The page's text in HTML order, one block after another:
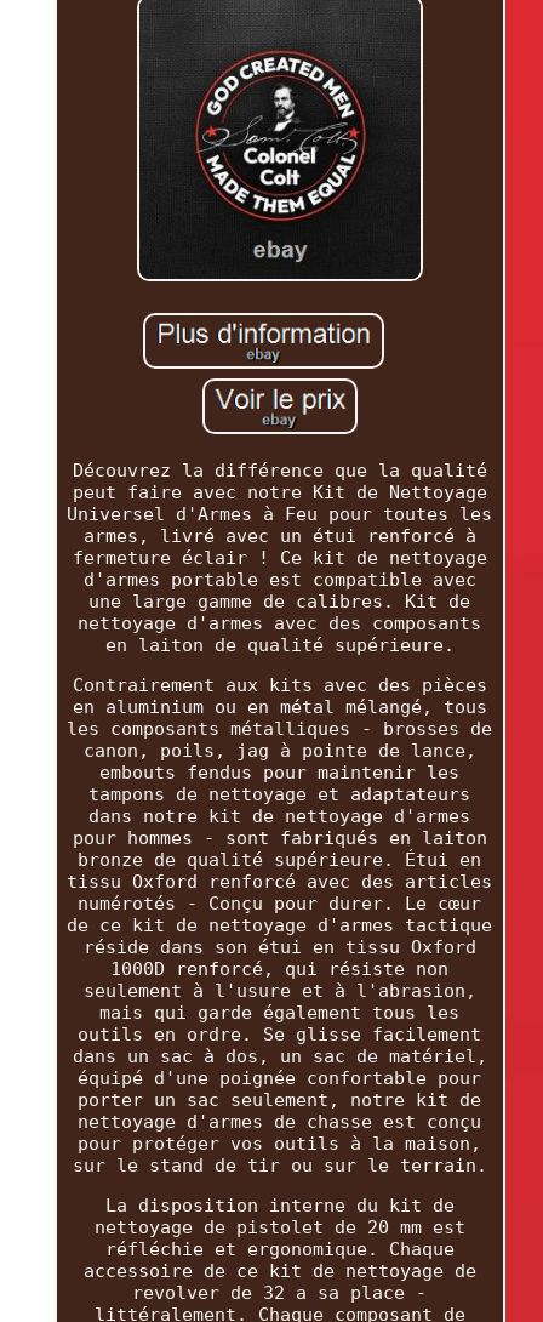
Découvrez la différence que la qualité
peut faire avec notre Kit de Nettoyage
Universel d'Armes à Feu pour toutes les
armes, livré avec un étui renforcé à
fermeture éclair ! Ce kit de nettoyage
d'armes portable est compatible avec
une large gamme de calibres. Kit de
nettoyage d'armes avec des composants
en laiton de qualité supérieure.
Contrairement aux kits avec des pièces
en aluminium ou en métal mélangé, tous
les composants métalliques - brosses de
canon, poils, jag à pointe de lance,
embouts fendus pour maintenir les
tampons de nettoyage et adaptateurs
dans notre kit de nettoyage d'armes
pour hommes - sont fabriqués en laiton
bronze de qualité supérieure. Étui en
tissu Oxford renforcé avec des articles
numérotés - Conçu pour durer. Le cœur
de ce kit de nettoyage d'armes tactique
réside dans son étui en tissu Oxford
1000D renforcé, qui résiste non
seulement à l'usure et à l'abrasion,
mais qui garde également tous les
outils en ordre. Se glisse facilement
dans un sac à dos, un sac de matériel,
équipé d'une poignée confortable pour
porter un sac seulement, notre kit de
nettoyage d'armes de chasse est conçu
pour protéger vos outils à la maison,
sur le stand de tir ou sur le terrain.
La disposition interne du kit de
nettoyage de pistolet de 20 mm est
réfléchie et ergonomique. Chaque
accessoire de ce kit de nettoyage de
revolver de 32 a sa place -
littéralement. Chaque composant de